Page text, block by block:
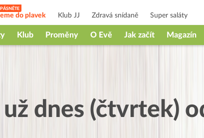
do plavek Klub JJ Zdravá snídaně Super saláty
Klub Proměny O Evě Jak začít Magazín
dnes (čtvrtek)